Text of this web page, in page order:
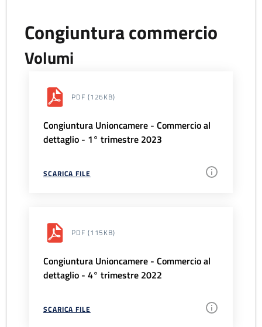
Congiuntura commercio
Volumi
PDF (126KB)
Congiuntura Unioncamere - Commercio al
dettaglio - 1° trimestre 2023
SCARICA FILE
PDF (115KB)
Congiuntura Unioncamere - Commercio al
dettaglio - 4° trimestre 2022
SCARICA FILE